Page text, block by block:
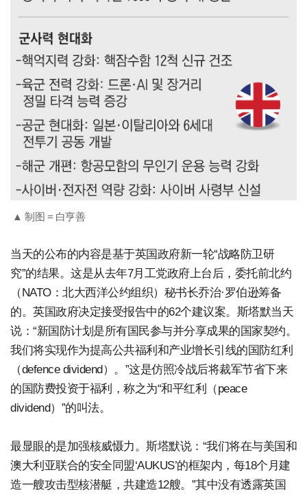
▲ 制图 = 白亨善
当天的公布的内容是基于英国政府新一轮“战略防卫研
究”的结果。这是从去年7月工党政府上台后，委托前北约
（NATO：北大西洋公约组织）秘书长乔治·罗伯逊筹备
的。英国政府决定接受报告中的62个建议案。斯塔默当天
说：“新国防计划是所有国民参与并分享成果的国家契约。
我们将实现作为提高公共福利和产业增长引线的国防红利
（defence dividend）。”这是仿照冷战后将裁军节省下来
的国防费投资于福利，称之为“和平红利（peace
dividend）”的叫法。
最显眼的是加强核威慑力。斯塔默说：“我们将在与美国和
澳大利亚联合的安全同盟‘AUKUS’的框架内，每18个月建
造一艘攻击型核潜艇，共建造12艘。”其中没有透露英国